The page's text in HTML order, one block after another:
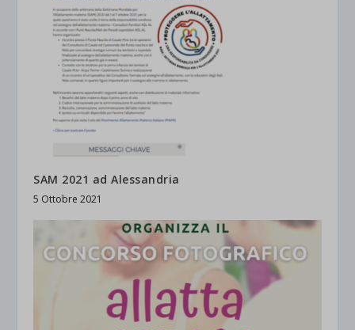
SAM 2021 ad Alessandria
5 Ottobre 2021